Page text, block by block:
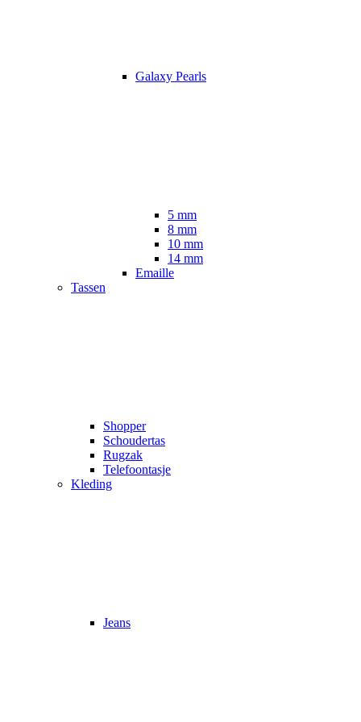
Galaxy Pearls
5 mm
8 mm
10 mm
14 mm
Emaille
Tassen
Shopper
Schoudertas
Rugzak
Telefoontasje
Kleding
Jeans